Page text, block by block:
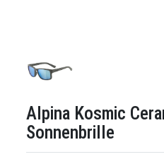
Alpina Kosmic
Sonnenbrille